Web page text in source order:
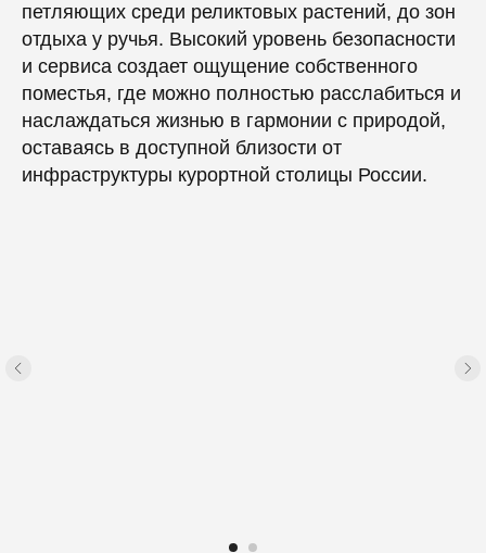
петляющих среди реликтовых растений, до зон
отдыха у ручья. Высокий уровень безопасности
и сервиса создает ощущение собственного
поместья, где можно полностью расслабиться и
наслаждаться жизнью в гармонии с природой,
оставаясь в доступной близости от
инфраструктуры курортной столицы России.